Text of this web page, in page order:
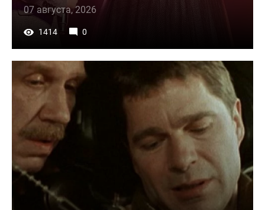
07 августа, 2026
1414 0